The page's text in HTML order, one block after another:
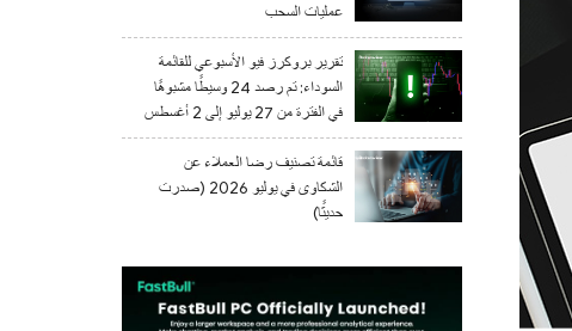
عمليات السحب
تقرير بروكرز فيو الأسبوعي للقائمة
السوداء: تم رصد 24 وسيطًا مشبوهًا
في الفترة من 27 يوليو إلى 2 أغسطس
2026
قائمة تصنيف رضا العملاء عن
الشكاوى في يوليو 2026 (صدرت
حديثًا)